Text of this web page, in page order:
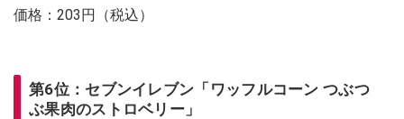
価格：203円（税込）
第6位：セブンイレブン「ワッフルコーン つぶつ
ぶ果肉のストロベリー」